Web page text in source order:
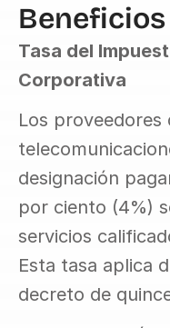
Tasa del
Corporativa
Los proveedores
designación
por ciento (4%)
servicios
Esta tasa aplica
decreto de